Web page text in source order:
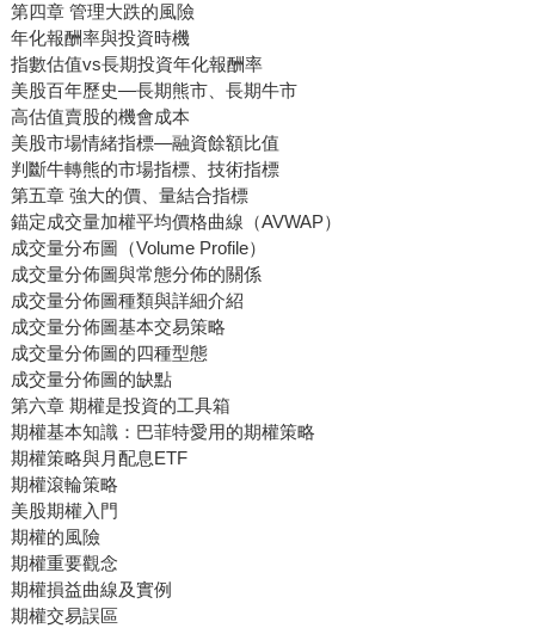
第四章 管理大跌的風險
年化報酬率與投資時機
指數估值vs長期投資年化報酬率
美股百年歷史—長期熊市、長期牛市
高估值賣股的機會成本
美股市場情緒指標—融資餘額比值
判斷牛轉熊的市場指標、技術指標
第五章 強大的價、量結合指標
錨定成交量加權平均價格曲線（AVWAP）
成交量分布圖（Volume Profile）
成交量分佈圖與常態分佈的關係
成交量分佈圖種類與詳細介紹
成交量分佈圖基本交易策略
成交量分佈圖的四種型態
成交量分佈圖的缺點
第六章 期權是投資的工具箱
期權基本知識：巴菲特愛用的期權策略
期權策略與月配息ETF
期權滾輪策略
美股期權入門
期權的風險
期權重要觀念
期權損益曲線及實例
期權交易誤區